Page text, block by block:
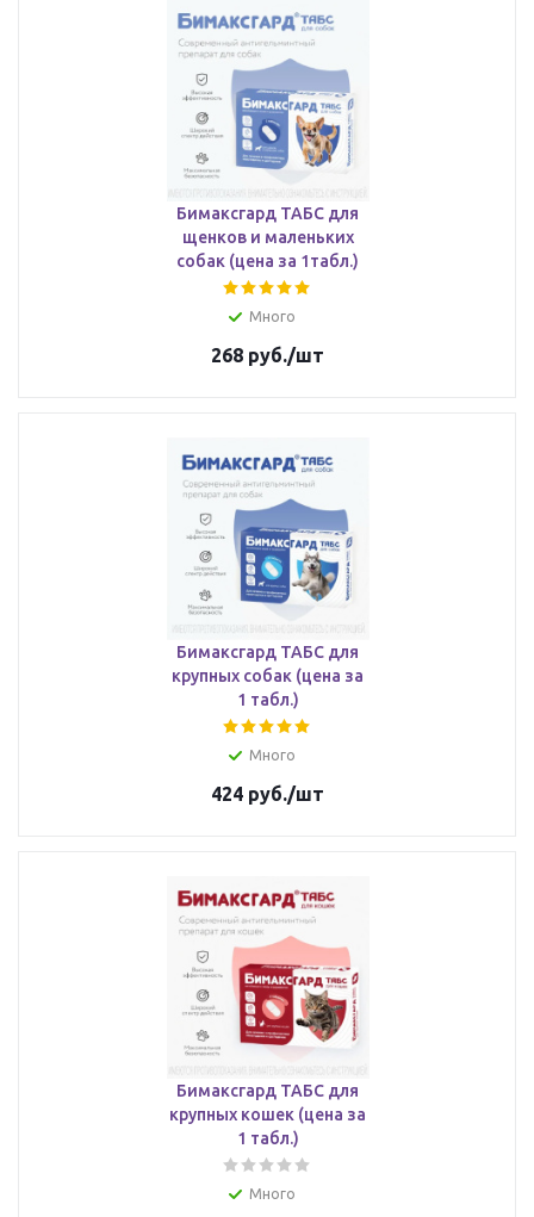
Бимаксгард ТАБС для
щенков и маленьких
собак (цена за 1табл.)
Много
268 руб./шт
Бимаксгард ТАБС для
крупных собак (цена за
1 табл.)
Много
424 руб./шт
Бимаксгард ТАБС для
крупных кошек (цена за
1 табл.)
Много